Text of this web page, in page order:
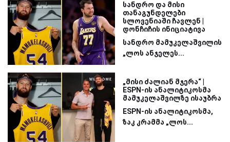
სანდრო და მისი
თანაგუნდელები
სლოვენიაში ჩავლენ |
დონჩიჩის ინიციატივა
სანდრო მამუკელაშვილის
„ლოს ანჯელეს...
„მისი ძალიან მჯერა“ |
ESPN-ის ანალიტიკოსმა
მამუკელაშვილზე ისაუბრა
ESPN-ის ანალიტიკოსმა,
ზაკ კრამმა „ლოს...